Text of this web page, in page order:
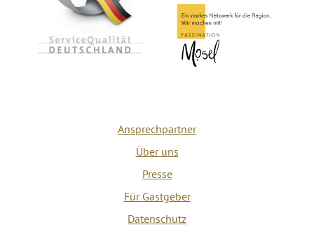
Ansprechpartner
Über uns
Presse
Für Gastgeber
Datenschutz